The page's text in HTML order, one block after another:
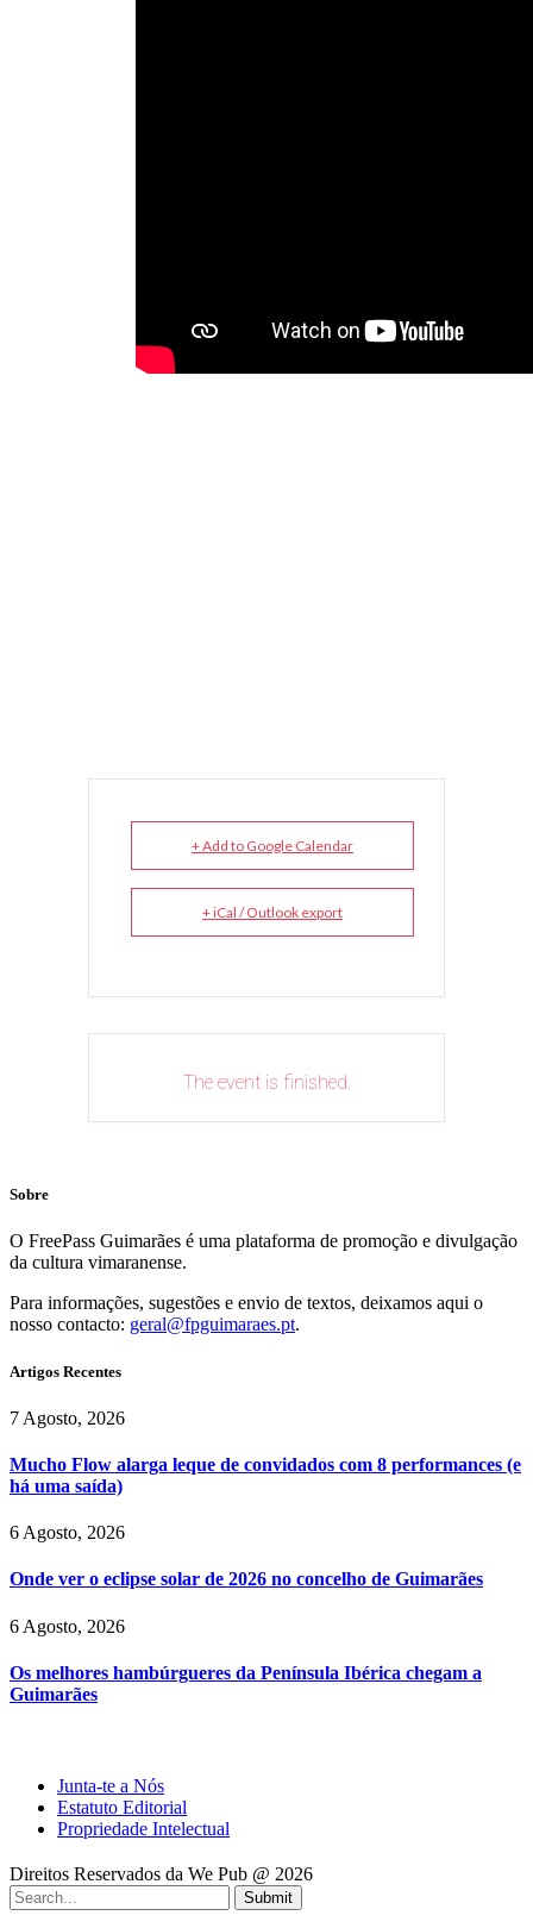
+ Add to Google Calendar
+ iCal / Outlook export
The event is finished.
Sobre
O FreePass Guimarães é uma plataforma de promoção e divulgação
da cultura vimaranense.
Para informações, sugestões e envio de textos, deixamos aqui o
nosso contacto: geral@fpguimaraes.pt.
Artigos Recentes
7 Agosto, 2026
Mucho Flow alarga leque de convidados com 8 performances (e
há uma saída)
6 Agosto, 2026
Onde ver o eclipse solar de 2026 no concelho de Guimarães
6 Agosto, 2026
Os melhores hambúrgueres da Península Ibérica chegam a
Guimarães
Junta-te a Nós
Estatuto Editorial
Propriedade Intelectual
Direitos Reservados da We Pub @ 2026
Submit